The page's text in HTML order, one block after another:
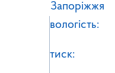
Запоріжжя
вологість:
тиск: